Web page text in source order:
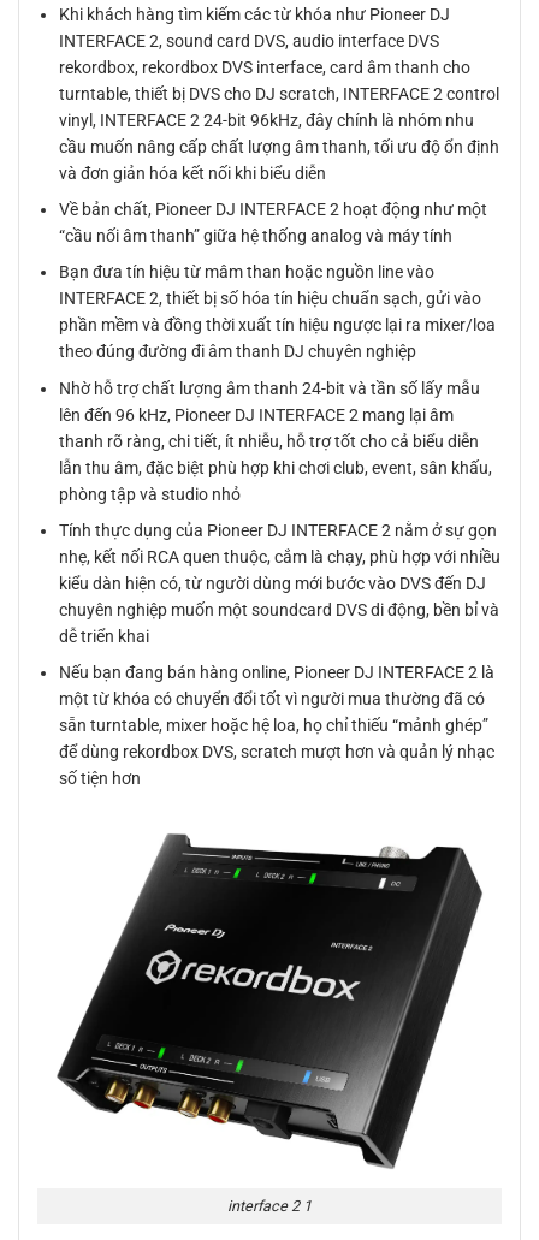
Khi khách hàng tìm kiếm các từ khóa như Pioneer DJ
INTERFACE 2, sound card DVS, audio interface DVS
rekordbox, rekordbox DVS interface, card âm thanh cho
turntable, thiết bị DVS cho DJ scratch, INTERFACE 2 control
vinyl, INTERFACE 2 24-bit 96kHz, đây chính là nhóm nhu
cầu muốn nâng cấp chất lượng âm thanh, tối ưu độ ổn định
và đơn giản hóa kết nối khi biểu diễn
Về bản chất, Pioneer DJ INTERFACE 2 hoạt động như một
“cầu nối âm thanh” giữa hệ thống analog và máy tính
Bạn đưa tín hiệu từ mâm than hoặc nguồn line vào
INTERFACE 2, thiết bị số hóa tín hiệu chuẩn sạch, gửi vào
phần mềm và đồng thời xuất tín hiệu ngược lại ra mixer/loa
theo đúng đường đi âm thanh DJ chuyên nghiệp
Nhờ hỗ trợ chất lượng âm thanh 24-bit và tần số lấy mẫu
lên đến 96 kHz, Pioneer DJ INTERFACE 2 mang lại âm
thanh rõ ràng, chi tiết, ít nhiễu, hỗ trợ tốt cho cả biểu diễn
lẫn thu âm, đặc biệt phù hợp khi chơi club, event, sân khấu,
phòng tập và studio nhỏ
Tính thực dụng của Pioneer DJ INTERFACE 2 nằm ở sự gọn
nhẹ, kết nối RCA quen thuộc, cắm là chạy, phù hợp với nhiều
kiểu dàn hiện có, từ người dùng mới bước vào DVS đến DJ
chuyên nghiệp muốn một soundcard DVS di động, bền bỉ và
dễ triển khai
Nếu bạn đang bán hàng online, Pioneer DJ INTERFACE 2 là
một từ khóa có chuyển đổi tốt vì người mua thường đã có
sẵn turntable, mixer hoặc hệ loa, họ chỉ thiếu “mảnh ghép”
để dùng rekordbox DVS, scratch mượt hơn và quản lý nhạc
số tiện hơn
interface 2 1